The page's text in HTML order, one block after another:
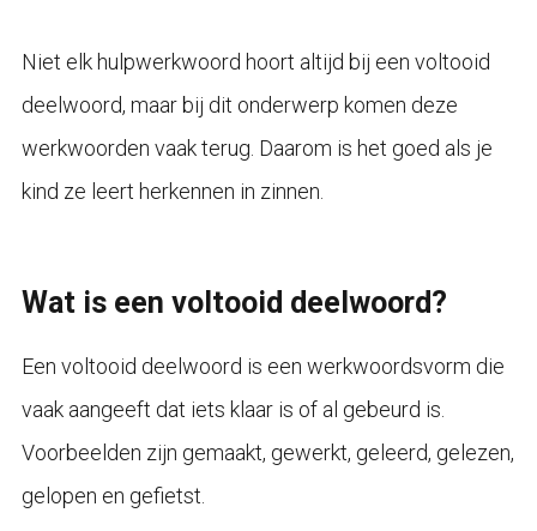
Niet elk hulpwerkwoord hoort altijd bij een voltooid
deelwoord, maar bij dit onderwerp komen deze
werkwoorden vaak terug. Daarom is het goed als je
kind ze leert herkennen in zinnen.
Wat is een voltooid deelwoord?
Een voltooid deelwoord is een werkwoordsvorm die
vaak aangeeft dat iets klaar is of al gebeurd is.
Voorbeelden zijn gemaakt, gewerkt, geleerd, gelezen,
gelopen en gefietst.